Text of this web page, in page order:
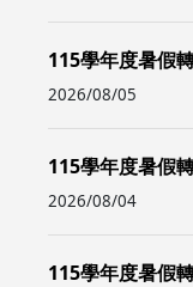
115學年度暑假
2026/08/05
115學年度暑假
2026/08/04
115學年度暑假